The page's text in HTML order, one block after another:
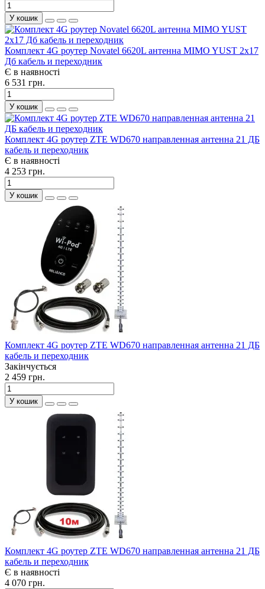
У кошик
Комплект 4G роутер Novatel 6620L антенна MIMO YUST 2x17
Дб кабель и переходник
Є в наявності
6 531 грн.
У кошик
Комплект 4G роутер ZTE WD670 направленная антенна 21 ДБ
кабель и переходник
Є в наявності
4 253 грн.
У кошик
Комплект 4G роутер ZTE WD670 направленная антенна 21 ДБ
кабель и переходник
Закінчується
2 459 грн.
У кошик
Комплект 4G роутер ZTE WD670 направленная антенна 21 ДБ
кабель и переходник
Є в наявності
4 070 грн.